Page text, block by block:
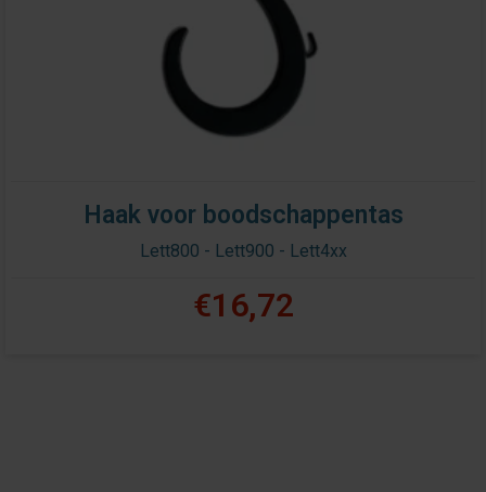
Haak voor boodschappentas
Lett800 - Lett900 - Lett4xx
€16,72